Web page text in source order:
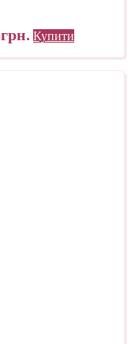
грн. Купити